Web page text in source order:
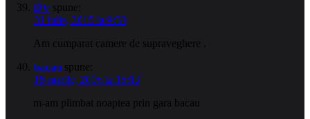
DV spune:
31 iulie, 2015 la 9:53
Am cumparat camere de supraveghere .
bacau spune:
16 martie, 2016 la 15:13
m-am plimbat noaptea prin gara bacau